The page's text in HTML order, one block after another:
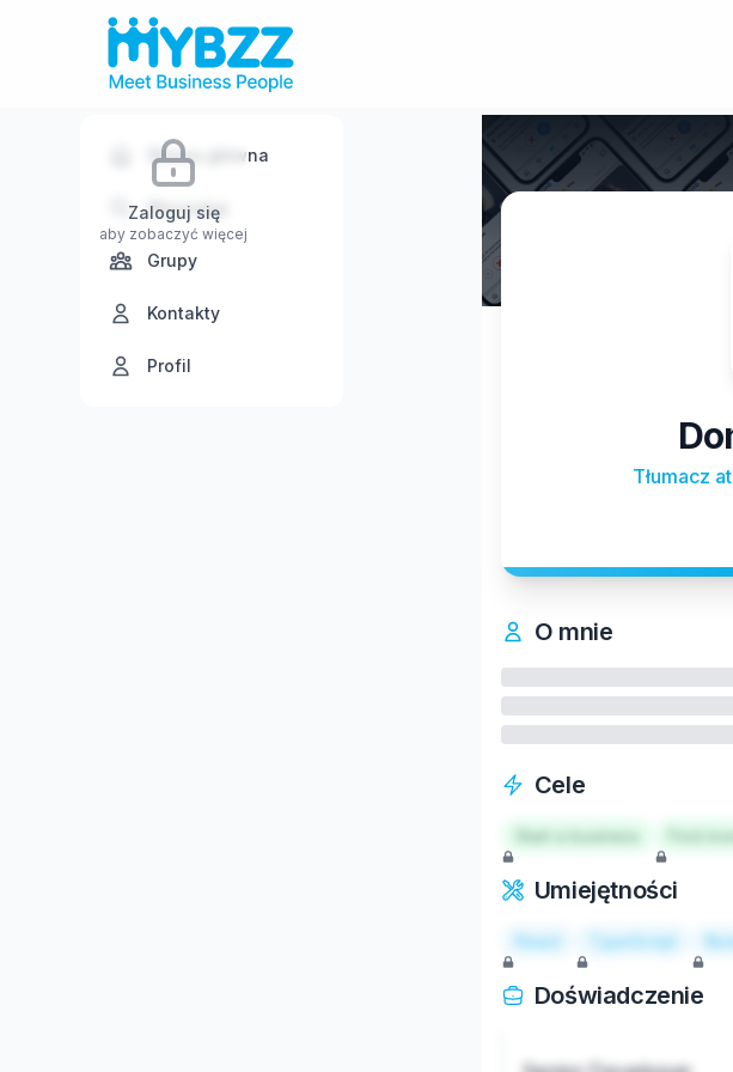
Zaloguj się
aby zobaczyć więcej
Strona główna
Wyszukaj
Grupy
Kontakty
Profil
Tłumacz
O mnie
Cele
Start a business
Umiejętności
React TypeScript
Doświadczenie